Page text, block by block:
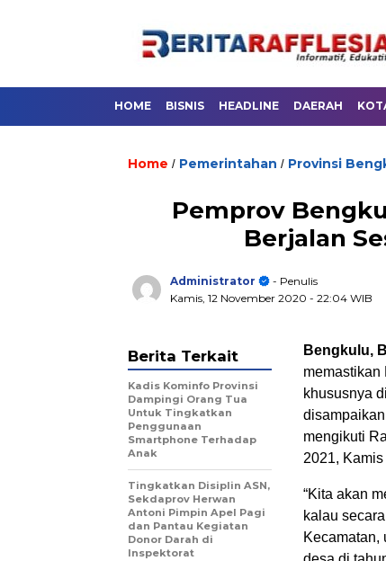
HOME BISNIS HEADLINE DAERAH
Home / Pemerintahan / Provinsi
Pemprov
Berjalan
Administrator
- Penulis
Kamis, 12 November 2020 - 22:04 WIB
Bengkulu,
memastikan
khususnya
mengikuti
2021,
“Kita akan
kalau
Kecamatan,
Berita Terkait
Kadis Kominfo Provinsi
Dampingi Orang Tua
Untuk Tingkatkan
Penggunaan
Smartphone Terhadap
Anak
Tingkatkan Disiplin ASN,
Sekdaprov Herwan
Antoni Pimpin Apel Pagi
dan Pantau Kegiatan
Donor Darah di
Inspektorat